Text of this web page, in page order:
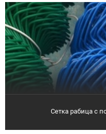
Сетка рабица с